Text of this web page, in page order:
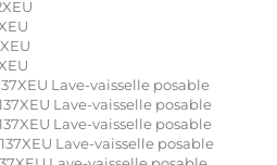
Lave-vaisselle posable
Lave-vaisselle posable
Lave-vaisselle posable
Lave-vaisselle posable